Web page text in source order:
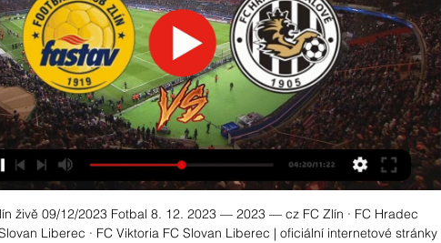
živě 09/12/2023 Fotbal 8. 12. 2023 — 2023 — cz FC Zlín · FC Hradec
Liberec · FC Viktoria FC Slovan Liberec | oficiální internetové stránky